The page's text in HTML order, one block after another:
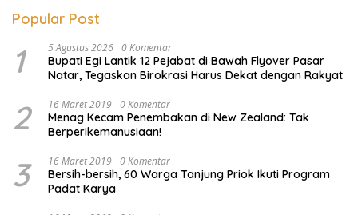
Popular Post
1 5 Agustus 2026 0 Komentar
Bupati Egi Lantik 12 Pejabat di Bawah Flyover Pasar
Natar, Tegaskan Birokrasi Harus Dekat dengan Rakyat
2 16 Maret 2019 0 Komentar
Menag Kecam Penembakan di New Zealand: Tak
Berperikemanusiaan!
3 16 Maret 2019 0 Komentar
Bersih-bersih, 60 Warga Tanjung Priok Ikuti Program
Padat Karya